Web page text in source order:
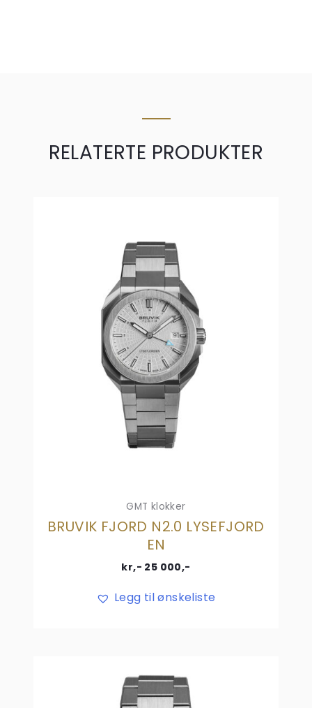
RELATERTE PRODUKTER
GMT klokker
BRUVIK FJORD N2.0 LYSEFJORD
EN
kr,- 25 000,-
Legg til ønskeliste